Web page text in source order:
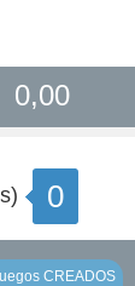
0,00
0
CREADOS